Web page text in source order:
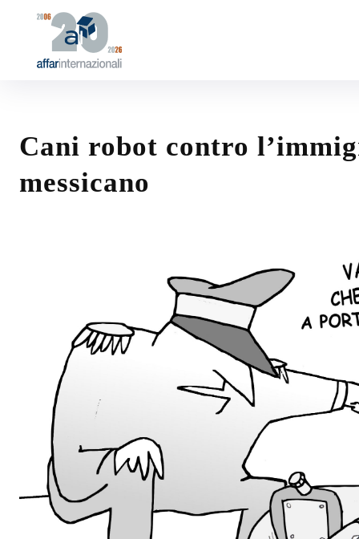
Cani robot contro
messicano